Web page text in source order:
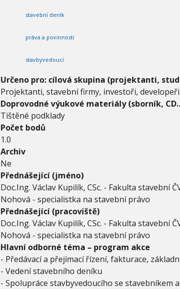
S
T
A
T
K
Y
V
E
V
E
D
E
N
Í
A
B
E
Z
P
E
Č
N
stavební deník
práva a povinnosti
stavbyvedoucí
Určeno pro: cílová skupina (projektanti,
Projektanti, stavební firmy, investoři,
Doprovodné výukové materiály (sborník,
Tištěné podklady
Počet bodů
1.0
Archiv
Ne
Přednášející (jméno)
Doc.Ing. Václav Kupilík, CSc. - Fakulta stavební
Nohová - specialistka na stavební právo
Přednášející (pracoviště)
Doc.Ing. Václav Kupilík, CSc. - Fakulta stavební
Nohová - specialistka na stavební právo
Hlavní odborné téma – program akce
- Předávací a přejímací řízení, fakturace,
- Vedení stavebního deníku
- Spolupráce stavbyvedoucího se stavebníkem